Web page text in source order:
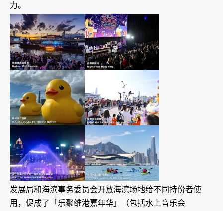
力。
发展局和海滨事务委员会开放海滨场地给不同持份者使
用，促成了「乐聚维港嘉年华」（包括水上音乐会